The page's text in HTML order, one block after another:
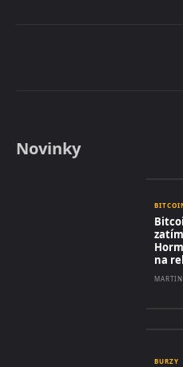
Novinky
na
BURZY